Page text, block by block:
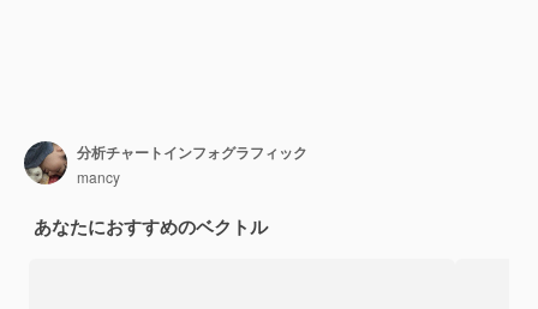
分析チャートインフォグラフィック
mancy
あなたにおすすめのベクトル